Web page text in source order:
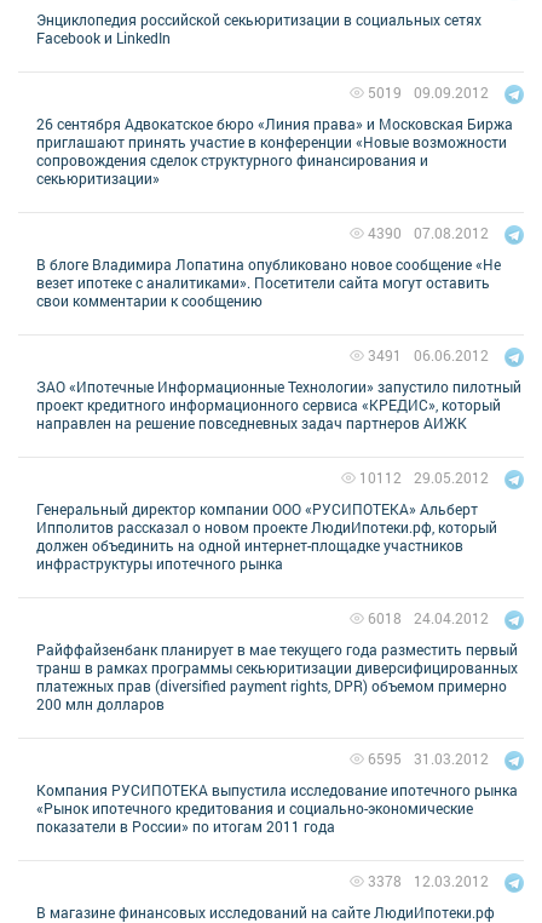
Энциклопедия российской секьюритизации в социальных сетях
Facebook и LinkedIn
26 сентября Адвокатское бюро «Линия права» и Московская Биржа
приглашают принять участие в конференции «Новые возможности
сопровождения сделок структурного финансирования и
секьюритизации»
09.09.2012
5019
В блоге Владимира Лопатина опубликовано новое сообщение «Не
везет ипотеке с аналитиками». Посетители сайта могут оставить
свои комментарии к сообщению
07.08.2012
4390
ЗАО «Ипотечные Информационные Технологии» запустило пилотный
проект кредитного информационного сервиса «КРЕДИС», который
направлен на решение повседневных задач партнеров АИЖК
06.06.2012
3491
Генеральный директор компании ООО «РУСИПОТЕКА» Альберт
Ипполитов рассказал о новом проекте ЛюдиИпотеки.рф, который
должен объединить на одной интернет-площадке участников
инфраструктуры ипотечного рынка
29.05.2012
10112
Райффайзенбанк планирует в мае текущего года разместить первый
транш в рамках программы секьюритизации диверсифицированных
платежных прав (diversified payment rights, DPR) объемом примерно
200 млн долларов
24.04.2012
6018
Компания РУСИПОТЕКА выпустила исследование ипотечного рынка
«Рынок ипотечного кредитования и социально-экономические
показатели в России» по итогам 2011 года
31.03.2012
6595
В магазине финансовых исследований на сайте ЛюдиИпотеки.рф
12.03.2012
3378